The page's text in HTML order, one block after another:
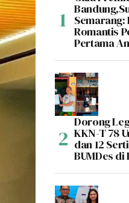
Romantis
Pertama
Dorong
KKN-T 78
dan 12
BUMDes